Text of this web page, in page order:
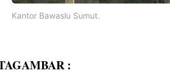
Kantor Bawaslu Sumut.
: